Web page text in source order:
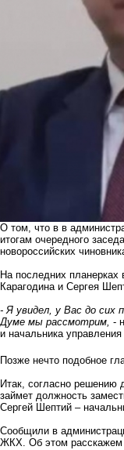
О том, что в в
итогам очередного
новороссийских
На последних планерках
Карагодина и Сергея
- Я увидел, у Вас до сих
Думе мы рассмотрим, -
и начальника
Позже нечто подобное
Итак, согласно решению
займет должность
Сергей Шептий –
Сообщили в
ЖКХ. Об этом расскажем